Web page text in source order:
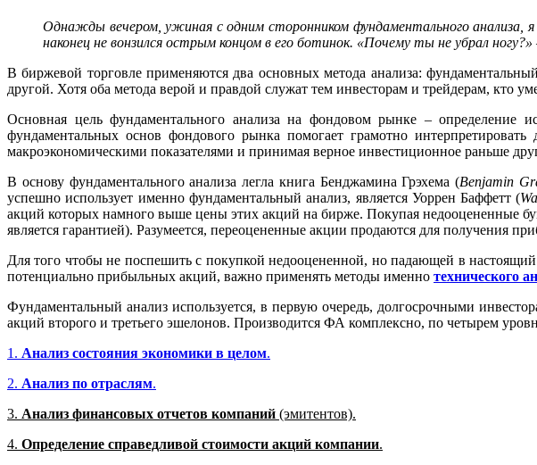
Однажды вечером, ужиная с одним сторонником фундаментального анализа,
наконец не вонзился острым концом в его ботинок. «Почему ты не убрал
В биржевой торговле применяются два основных метода анализа:
другой. Хотя оба метода верой и правдой служат тем инвесторам и трейдерам, кто
Основная цель фундаментального анализа на фондовом рынке – определение
фундаментальных основ фондового рынка помогает грамотно
макроэкономическими показателями и принимая верное инвестиционное раньше
В основу фундаментального анализа легла книга Бенджамина Грэхема (Benjamin
успешно использует именно фундаментальный анализ, является Уоррен Баффетт (
акций которых намного выше цены этих акций на бирже. Покупая недооцененные
является гарантией). Разумеется, переоцененные акции продаются для получения
Для того чтобы не поспешить с покупкой недооцененной, но падающей в
потенциально прибыльных акций, важно применять методы именно технического
Фундаментальный анализ используется, в первую очередь, долгосрочными
акций второго и третьего эшелонов. Производится ФА комплексно, по четырем
1. Анализ состояния экономики в целом.
2. Анализ по отраслям.
3. Анализ финансовых отчетов компаний (эмитентов).
4. Определение справедливой стоимости акций компании.